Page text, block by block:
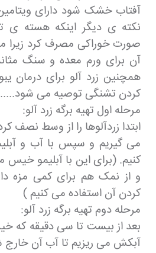
آفتاب خشک شود دارای
نکته ی دیگر اینکه هسته ی
صورت خوراکی مصرف کرد زیرا
آن برای ورم معده و سنگ
همچنین زرد آلو برای
کردن تشنگی توصیه می شود.....
مرحله اول تهیه برگه زرد آلو:
ابتدا زردآلوها را از وسط نصف
می گیریم و سپس با آب و
کنیم. (برای این با آبلیمو
و از نمک هم برای کمی مزه
کردن آن استفاده می کنیم )
مرحله دوم تهیه برگه زرد آلو:
بعد از بیست تا سی دقیقه
آبکش می ریزیم تا آب آن خارج